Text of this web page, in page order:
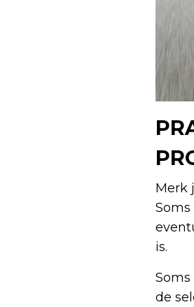
Merk
is.
de